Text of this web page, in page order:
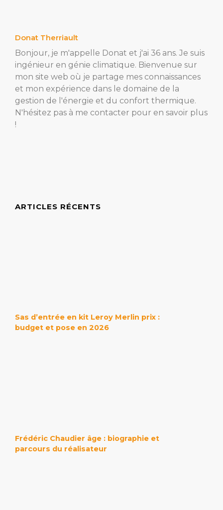
Donat Therriault
Bonjour, je m'appelle Donat et j'ai 36 ans. Je suis
ingénieur en génie climatique. Bienvenue sur
mon site web où je partage mes connaissances
et mon expérience dans le domaine de la
gestion de l'énergie et du confort thermique.
N'hésitez pas à me contacter pour en savoir plus
!
ARTICLES RÉCENTS
Sas d’entrée en kit Leroy Merlin prix :
budget et pose en 2026
Frédéric Chaudier âge : biographie et
parcours du réalisateur